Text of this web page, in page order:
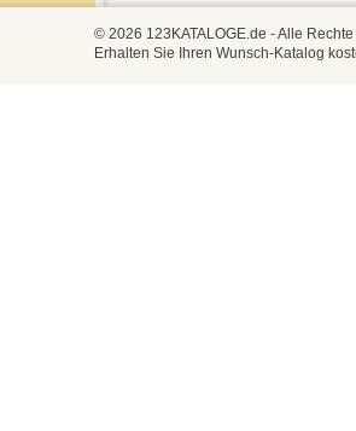
© 2026 123KATALOGE.de - Alle
Erhalten Sie Ihren Wunsch-Katalog